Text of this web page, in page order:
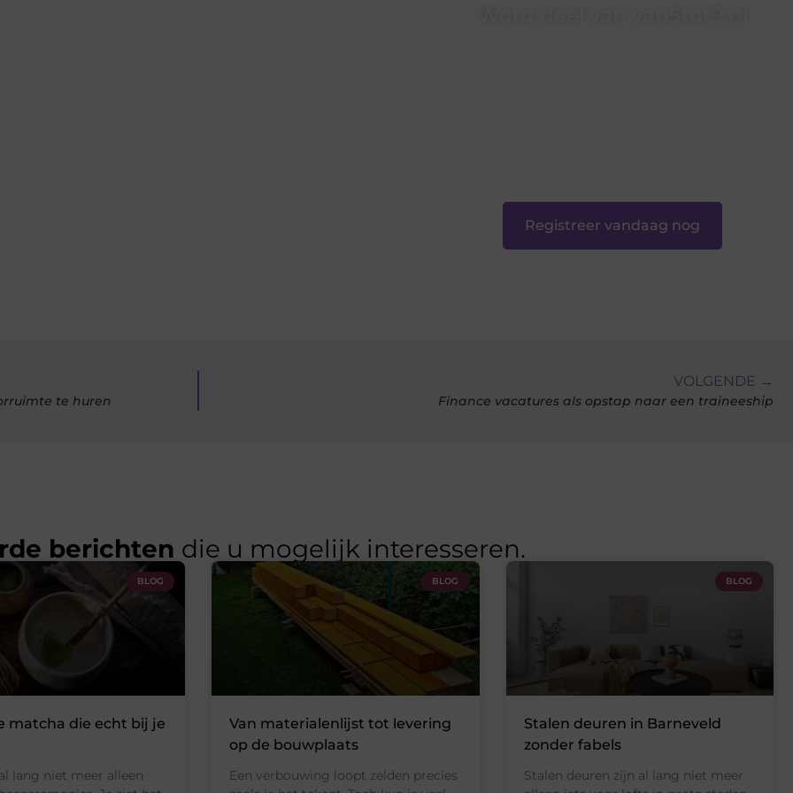
Registreer vandaag nog
te huren
VOLGENDE →
Finance vacatures als opstap naar een traineeship
berichten die u mogelijk interesseren.
BLOG
matcha die echt bij je
lang niet meer alleen
BLOG
Van materialenlijst tot levering
op de bouwplaats
Een verbouwing loopt zelden precies
BLOG
Stalen deuren in Barneveld
zonder fabels
Stalen deuren zijn al lang niet meer